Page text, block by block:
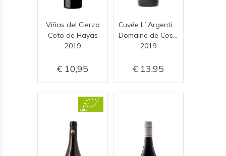
Viñas del Cierzo
Coto de Hayas
2019
10,95
2019
13,95